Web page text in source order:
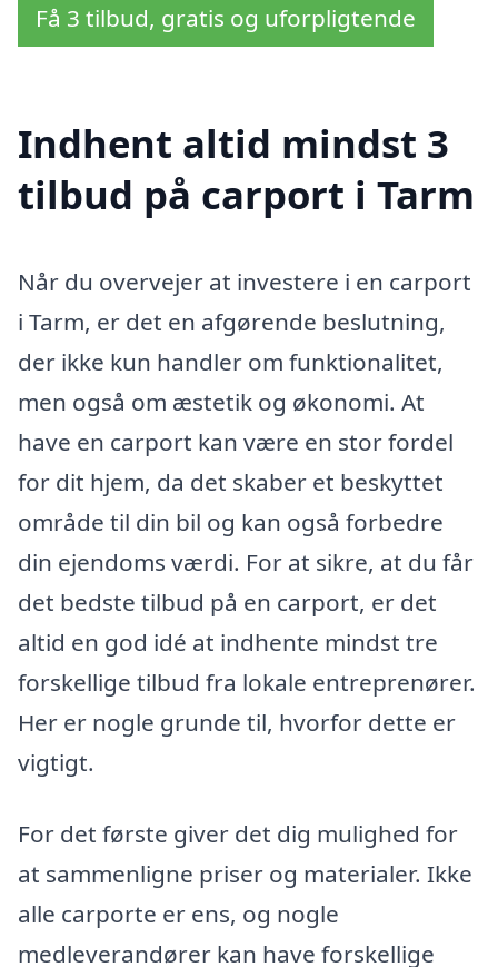
Få 3 tilbud, gratis og uforpligtende
Indhent altid mindst 3
tilbud på carport i Tarm
Når du overvejer at investere i en carport
i Tarm, er det en afgørende beslutning,
der ikke kun handler om funktionalitet,
men også om æstetik og økonomi. At
have en carport kan være en stor fordel
for dit hjem, da det skaber et beskyttet
område til din bil og kan også forbedre
din ejendoms værdi. For at sikre, at du får
det bedste tilbud på en carport, er det
altid en god idé at indhente mindst tre
forskellige tilbud fra lokale entreprenører.
Her er nogle grunde til, hvorfor dette er
vigtigt.
For det første giver det dig mulighed for
at sammenligne priser og materialer. Ikke
alle carporte er ens, og nogle
medleverandører kan have forskellige